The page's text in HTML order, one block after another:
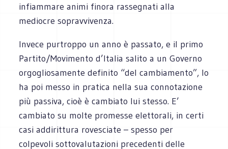
infiammare animi finora rassegnati alla
mediocre sopravvivenza.
Invece purtroppo un anno è passato, e il primo
Partito/Movimento d’Italia salito a un Governo
orgogliosamente definito “del cambiamento”, lo
ha poi messo in pratica nella sua connotazione
più passiva, cioè è cambiato lui stesso. E’
cambiato su molte promesse elettorali, in certi
casi addirittura rovesciate – spesso per
colpevoli sottovalutazioni precedenti delle